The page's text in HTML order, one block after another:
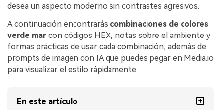
desea un aspecto moderno sin contrastes agresivos.
A continuación encontrarás combinaciones de colores
verde mar con códigos HEX, notas sobre el ambiente y
formas prácticas de usar cada combinación, además de
prompts de imagen con IA que puedes pegar en Media.io
para visualizar el estilo rápidamente.
En este artículo